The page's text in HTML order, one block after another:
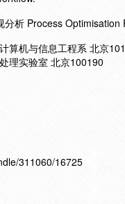
分析 Process
算机与信息工程系 北京
理实验室 北京100190
311060/16725